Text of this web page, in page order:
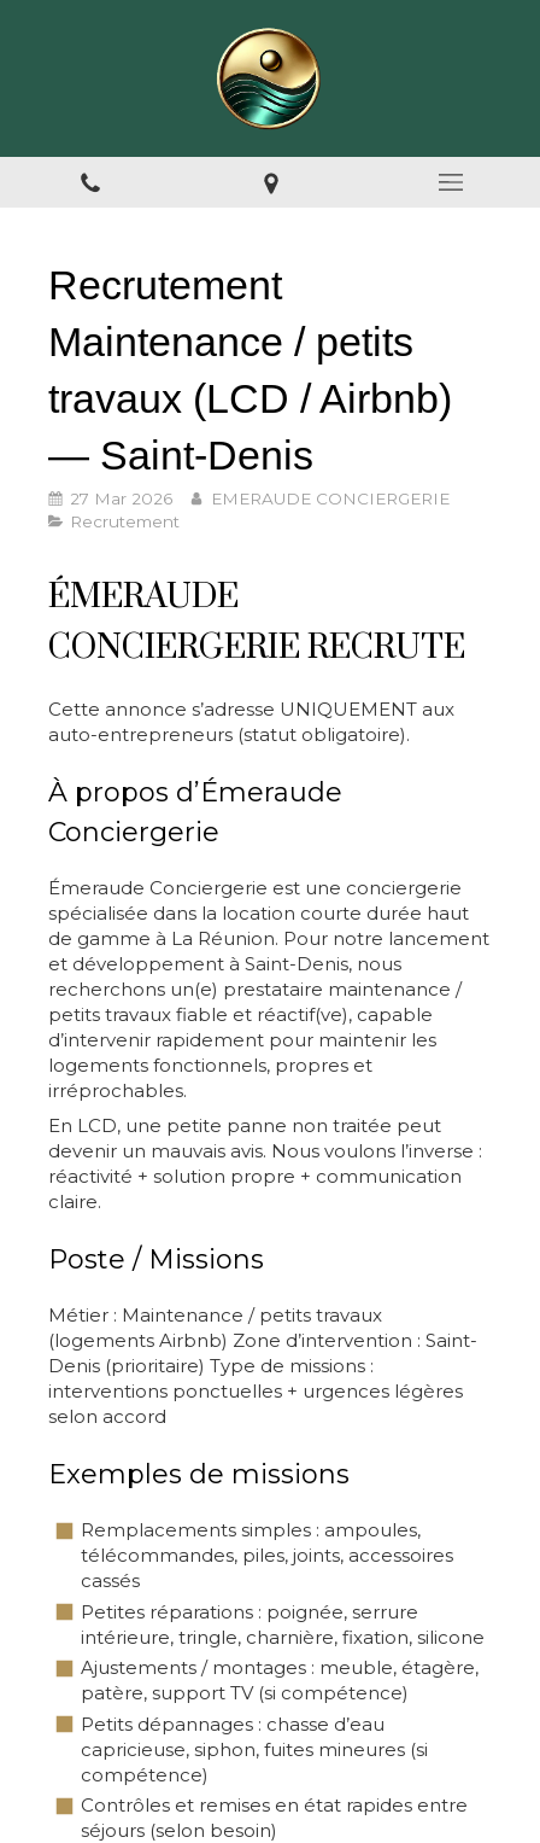
Recrutement
Maintenance / petits
travaux (LCD / Airbnb)
— Saint-Denis
27 Mar 2026
EMERAUDE CONCIERGERIE
Recrutement
ÉMERAUDE
CONCIERGERIE RECRUTE
Cette annonce s’adresse UNIQUEMENT aux
auto-entrepreneurs (statut obligatoire).
À propos d’Émeraude
Conciergerie
Émeraude Conciergerie est une conciergerie
spécialisée dans la location courte durée haut
de gamme à La Réunion. Pour notre lancement
et développement à Saint-Denis, nous
recherchons un(e) prestataire maintenance /
petits travaux fiable et réactif(ve), capable
d’intervenir rapidement pour maintenir les
logements fonctionnels, propres et
irréprochables.
En LCD, une petite panne non traitée peut
devenir un mauvais avis. Nous voulons l’inverse :
réactivité + solution propre + communication
claire.
Poste / Missions
Métier : Maintenance / petits travaux
(logements Airbnb) Zone d’intervention : Saint-
Denis (prioritaire) Type de missions :
interventions ponctuelles + urgences légères
selon accord
Exemples de missions
Remplacements simples : ampoules,
télécommandes, piles, joints, accessoires
cassés
Petites réparations : poignée, serrure
intérieure, tringle, charnière, fixation, silicone
Ajustements / montages : meuble, étagère,
patère, support TV (si compétence)
Petits dépannages : chasse d’eau
capricieuse, siphon, fuites mineures (si
compétence)
Contrôles et remises en état rapides entre
séjours (selon besoin)